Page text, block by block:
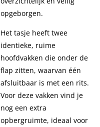
opgeborgen.
Het tasje heeft twee
identieke, ruime
hoofdvakken die onder de
flap zitten, waarvan één
afsluitbaar is met een rits.
Voor deze vakken vind je
nog een extra
opbergruimte, ideaal voor